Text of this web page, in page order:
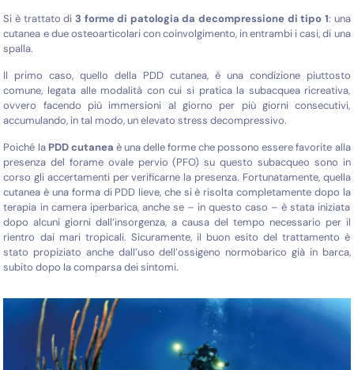
Si è trattato di 3 forme di patologia da decompressione di tipo 1: una
cutanea e due osteoarticolari con coinvolgimento, in entrambi i casi, di una
spalla.
Il primo caso, quello della PDD cutanea, è una condizione piuttosto
comune, legata alle modalità con cui si pratica la subacquea ricreativa,
ovvero facendo più immersioni al giorno per più giorni consecutivi,
accumulando, in tal modo, un elevato stress decompressivo.
Poiché la PDD cutanea è una delle forme che possono essere favorite alla
presenza del forame ovale pervio (PFO) su questo subacqueo sono in
corso gli accertamenti per verificarne la presenza. Fortunatamente, quella
cutanea è una forma di PDD lieve, che si è risolta completamente dopo la
terapia in camera iperbarica, anche se – in questo caso – è stata iniziata
dopo alcuni giorni dall’insorgenza, a causa del tempo necessario per il
rientro dai mari tropicali. Sicuramente, il buon esito del trattamento è
stato propiziato anche dall’uso dell’ossigeno normobarico già in barca,
subito dopo la comparsa dei sintomi.